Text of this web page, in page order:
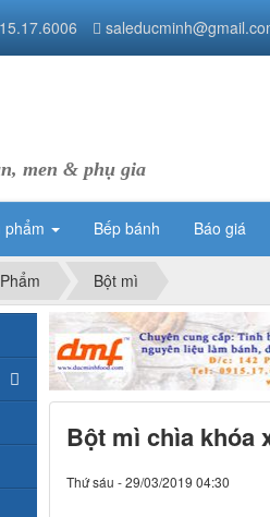
men & phụ gia
phẩm Bếp bánh Báo giá
Bột mì
Bột mì chìa khóa
Thứ sáu - 29/03/2019 04:30